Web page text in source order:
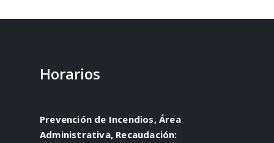
Horarios
Prevención de Incendios, Área
Administrativa, Recaudación: